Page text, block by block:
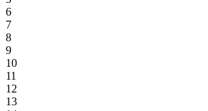
6
7
8
9
10
11
12
13